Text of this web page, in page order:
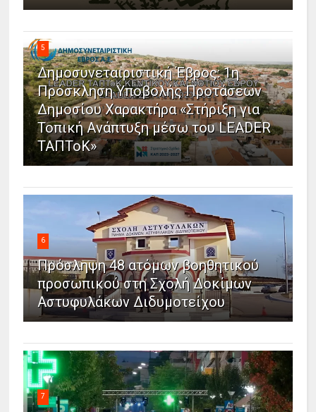
5
Δημοσυνεταιριστική Έβρος: 1η
Πρόσκληση Υποβολής Προτάσεων
Δημοσίου Χαρακτήρα «Στήριξη για
Τοπική Ανάπτυξη μέσω του LEADER
ΤΑΠΤοΚ»
6
Πρόσληψη 48 ατόμων βοηθητικού
προσωπικού στη Σχολή Δοκίμων
Αστυφυλάκων Διδυμοτείχου
7